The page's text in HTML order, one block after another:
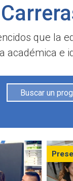
que la
académica e